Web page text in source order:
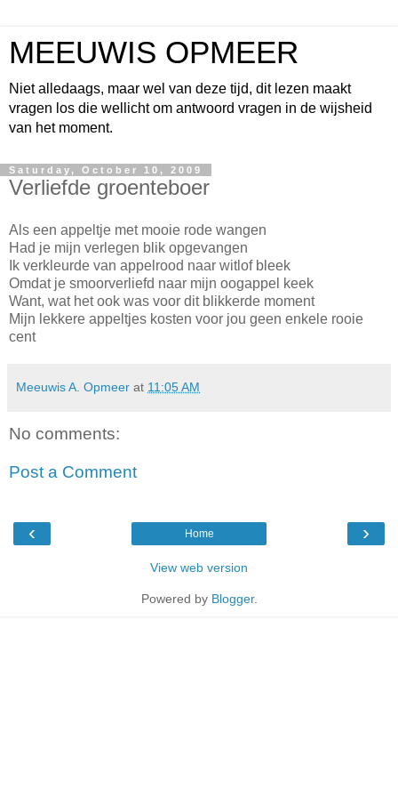
MEEUWIS OPMEER
Niet alledaags, maar wel van deze tijd, dit lezen maakt
vragen los die wellicht om antwoord vragen in de wijsheid
van het moment.
Saturday, October 10, 2009
Verliefde groenteboer
Als een appeltje met mooie rode wangen
Had je mijn verlegen blik opgevangen
Ik verkleurde van appelrood naar witlof bleek
Omdat je smoorverliefd naar mijn oogappel keek
Want, wat het ook was voor dit blikkerde moment
Mijn lekkere appeltjes kosten voor jou geen enkele rooie
cent
Meeuwis A. Opmeer at 11:05 AM
No comments:
Post a Comment
‹ ›
Home
View web version
Powered by Blogger.